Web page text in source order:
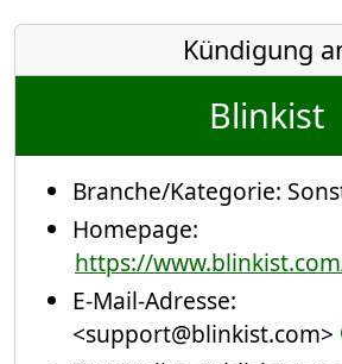
Kündigung
Blinkist
Branche/Kategorie:
Homepage:
https://
E-Mail-Adresse:
<support@blinkist.com>